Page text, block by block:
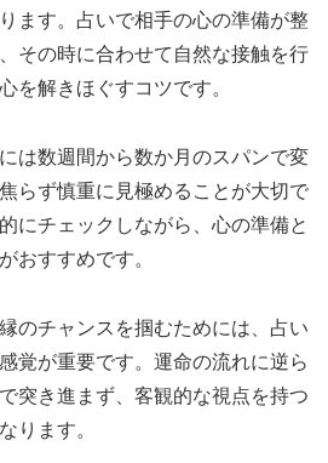
ます。占いで相手の心の準備が整
その時に合わせて自然な接触を行
を解きほぐすコツです。
は数週間から数か月のスパンで変
らず慎重に見極めることが大切で
にチェックしながら、心の準備と
おすすめです。
のチャンスを掴むためには、占い
覚が重要です。運命の流れに逆ら
突き進まず、客観的な視点を持つ
ります。